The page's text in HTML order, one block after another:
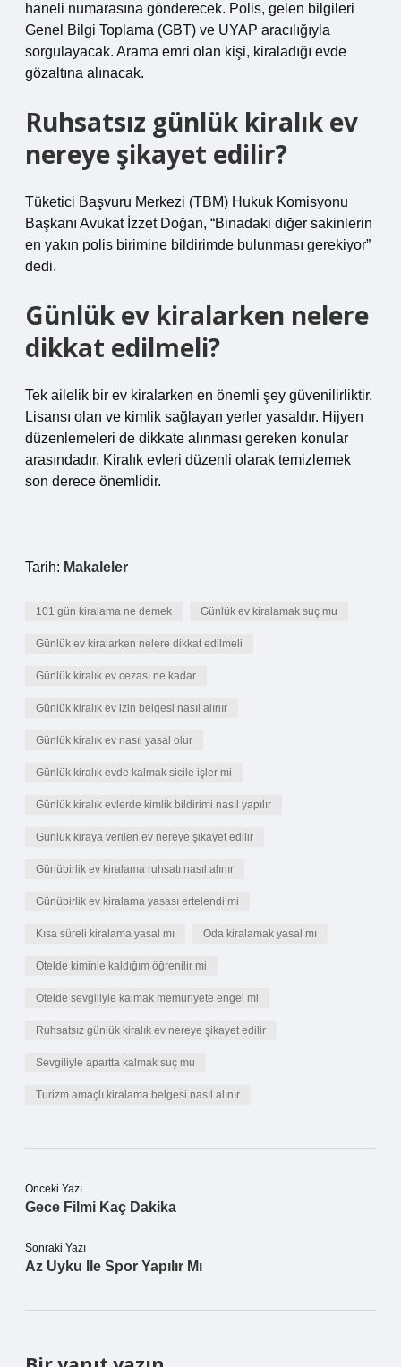
haneli numarasına gönderecek. Polis, gelen bilgileri
Genel Bilgi Toplama (GBT) ve UYAP aracılığıyla
sorgulayacak. Arama emri olan kişi, kiraladığı evde
gözaltına alınacak.
Ruhsatsız günlük kiralık ev
nereye şikayet edilir?
Tüketici Başvuru Merkezi (TBM) Hukuk Komisyonu
Başkanı Avukat İzzet Doğan, “Binadaki diğer sakinlerin
en yakın polis birimine bildirimde bulunması gerekiyor”
dedi.
Günlük ev kiralarken nelere
dikkat edilmeli?
Tek ailelik bir ev kiralarken en önemli şey güvenilirliktir.
Lisansı olan ve kimlik sağlayan yerler yasaldır. Hijyen
düzenlemeleri de dikkate alınması gereken konular
arasındadır. Kiralık evleri düzenli olarak temizlemek
son derece önemlidir.
Tarih: Makaleler
101 gün kiralama ne demek Günlük ev kiralamak suç mu
Günlük ev kiralarken nelere dikkat edilmeli
Günlük kiralık ev cezası ne kadar
Günlük kiralık ev izin belgesi nasıl alınır
Günlük kiralık ev nasıl yasal olur
Günlük kiralık evde kalmak sicile işler mi
Günlük kiralık evlerde kimlik bildirimi nasıl yapılır
Günlük kiraya verilen ev nereye şikayet edilir
Günübirlik ev kiralama ruhsatı nasıl alınır
Günübirlik ev kiralama yasası ertelendi mi
Kısa süreli kiralama yasal mı Oda kiralamak yasal mı
Otelde kiminle kaldığım öğrenilir mi
Otelde sevgiliyle kalmak memuriyete engel mi
Ruhsatsız günlük kiralık ev nereye şikayet edilir
Sevgiliyle apartta kalmak suç mu
Turizm amaçlı kiralama belgesi nasıl alınır
Önceki Yazı
Gece Filmi Kaç Dakika
Sonraki Yazı
Az Uyku Ile Spor Yapılır Mı